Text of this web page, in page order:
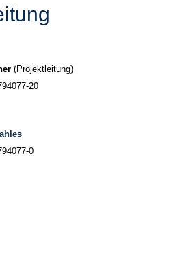
(Projektleitung)
20
0